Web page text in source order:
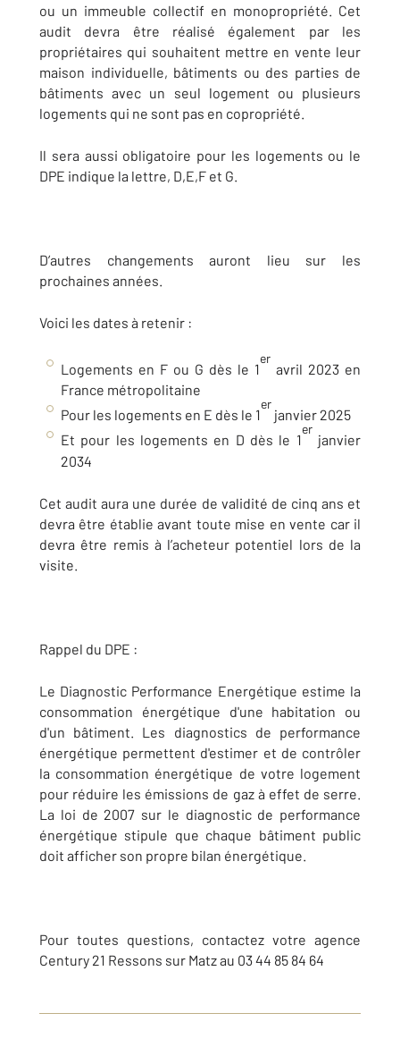
ou un immeuble collectif en monopropriété. Cet
audit devra être réalisé également par les
propriétaires qui souhaitent mettre en vente leur
maison individuelle, bâtiments ou des parties de
bâtiments avec un seul logement ou plusieurs
logements qui ne sont pas en copropriété.
Il sera aussi obligatoire pour les logements ou le
DPE indique la lettre, D,E,F et G.
D’autres changements auront lieu sur les
prochaines années.
Voici les dates à retenir :
Logements en F ou G dès le 1
er
avril 2023 en
France métropolitaine
Pour les logements en E dès le 1
er
janvier 2025
Et pour les logements en D dès le 1
er
janvier
2034
Cet audit aura une durée de validité de cinq ans et
devra être établie avant toute mise en vente car il
devra être remis à l’acheteur potentiel lors de la
visite.
Rappel du DPE :
Le Diagnostic Performance Energétique estime la
consommation énergétique d'une habitation ou
d'un bâtiment. Les diagnostics de performance
énergétique permettent d'estimer et de contrôler
la consommation énergétique de votre logement
pour réduire les émissions de gaz à effet de serre.
La loi de 2007 sur le diagnostic de performance
énergétique stipule que chaque bâtiment public
doit afficher son propre bilan énergétique.
Pour toutes questions, contactez votre agence
Century 21 Ressons sur Matz au 03 44 85 84 64